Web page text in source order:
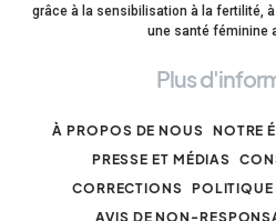
grâce à la sensibilisation à la fertilité,
une santé féminine
Plus
À PROPOS DE NOUS NOTRE
PRESSE ET MÉDIAS
CORRECTIONS POLITIQUE
AVIS DE NON-